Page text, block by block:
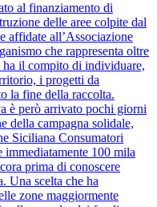
al finanziamento di
delle aree colpite dal
affidate all’Associazione
che rappresenta oltre
il compito di individuare,
i progetti da
la fine della raccolta.
è però arrivato pochi giorni
della campagna solidale,
Siciliana Consumatori
immediatamente 100 mila
prima di conoscere
Una scelta che ha
zone maggiormente